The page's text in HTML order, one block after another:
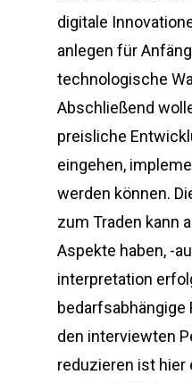
digitale
anlegen für
technologische
Abschließend
preisliche
eingehen,
werden können.
zum Traden kann
Aspekte haben, -
interpretation
den interviewten
reduzieren ist hier